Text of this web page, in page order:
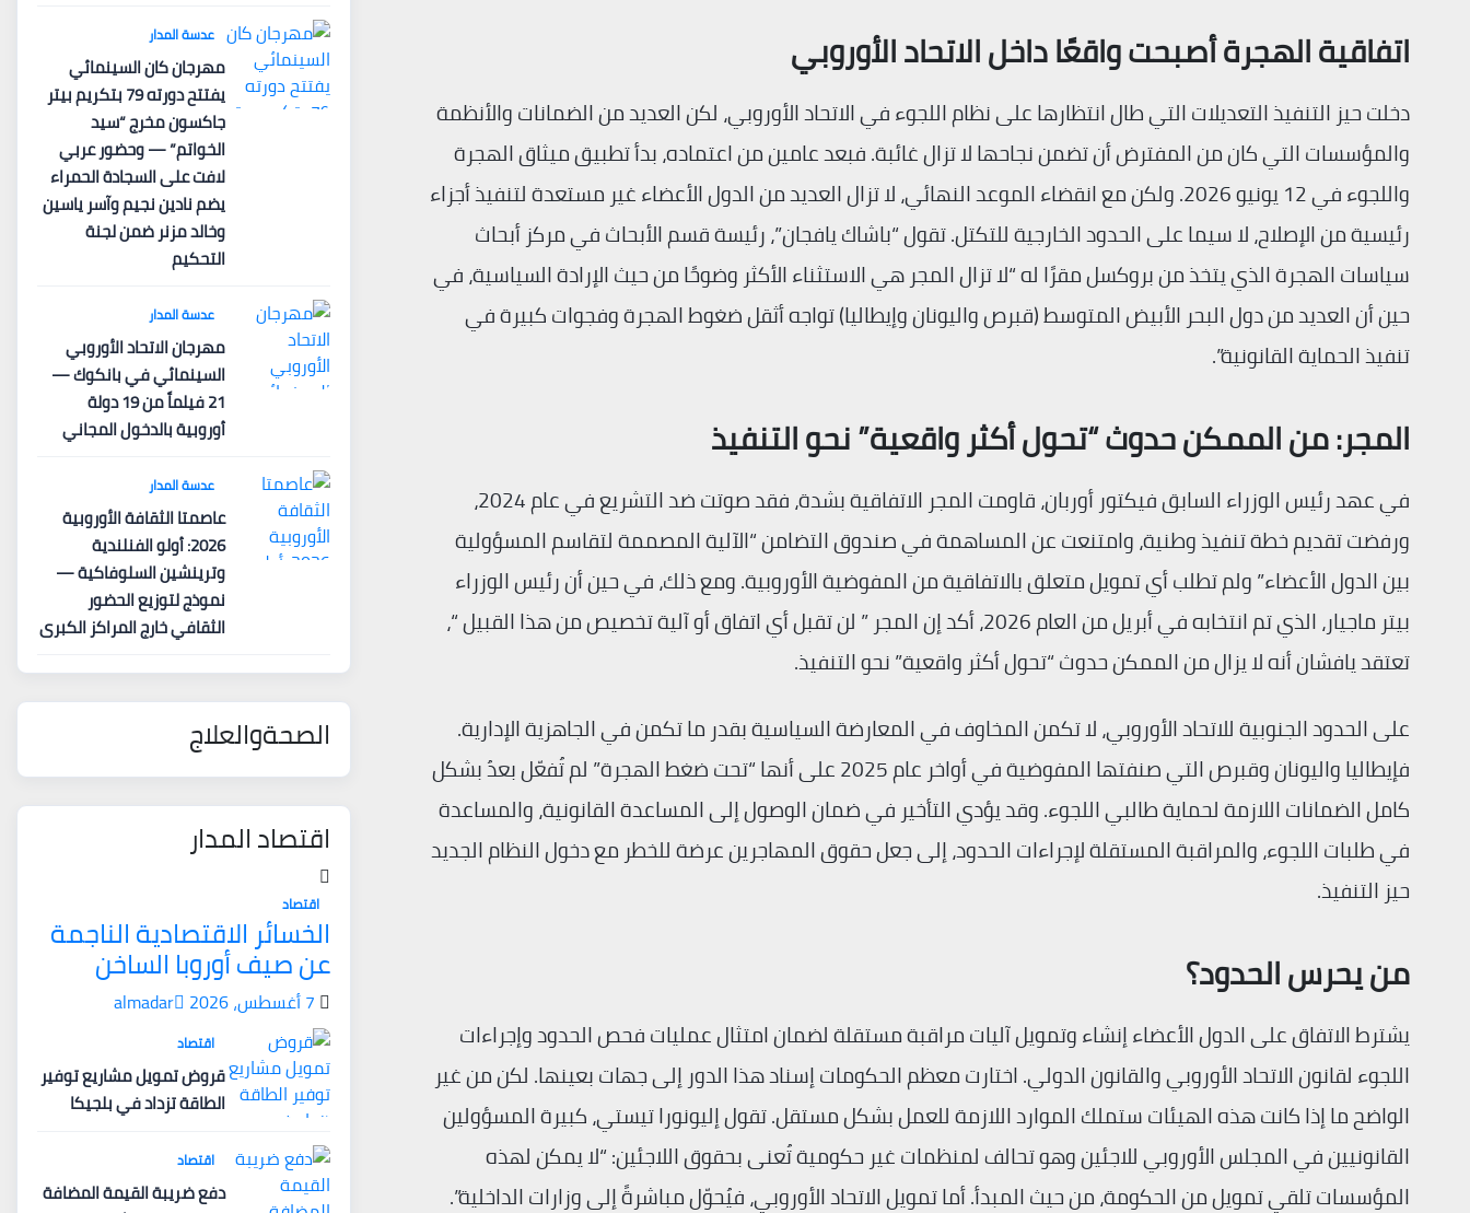
اتفاقية الهجرة أصبحت واقعًا داخل الاتحاد الأوروبي
دخلت حيز التنفيذ التعديلات التي طال انتظارها على نظام اللجوء في الاتحاد الأوروبي، لكن العديد من الضمانات والأنظمة
والمؤسسات التي كان من المفترض أن تضمن نجاحها لا تزال غائبة. فبعد عامين من اعتماده، بدأ تطبيق ميثاق الهجرة
واللجوء في 12 يونيو 2026. ولكن مع انقضاء الموعد النهائي، لا تزال العديد من الدول الأعضاء غير مستعدة لتنفيذ أجزاء
رئيسية من الإصلاح، لا سيما على الحدود الخارجية للتكتل. تقول “باشاك يافجان”، رئيسة قسم الأبحاث في مركز أبحاث
سياسات الهجرة الذي يتخذ من بروكسل مقرًا له “لا تزال المجر هي الاستثناء الأكثر وضوحًا من حيث الإرادة السياسية، في
حين أن العديد من دول البحر الأبيض المتوسط ​​(قبرص واليونان وإيطاليا) تواجه أثقل ضغوط الهجرة وفجوات كبيرة في
تنفيذ الحماية القانونية”.
المجر: من الممكن حدوث “تحول أكثر واقعية” نحو التنفيذ
في عهد رئيس الوزراء السابق فيكتور أوربان، قاومت المجر الاتفاقية بشدة، فقد صوتت ضد التشريع في عام 2024،
ورفضت تقديم خطة تنفيذ وطنية، وامتنعت عن المساهمة في صندوق التضامن “الآلية المصممة لتقاسم المسؤولية
بين الدول الأعضاء” ولم تطلب أي تمويل متعلق بالاتفاقية من المفوضية الأوروبية. ومع ذلك، في حين أن رئيس الوزراء
بيتر ماجيار، الذي تم انتخابه في أبريل من العام 2026، أكد إن المجر ” لن تقبل أي اتفاق أو آلية تخصيص من هذا القبيل “،
تعتقد يافشان أنه لا يزال من الممكن حدوث “تحول أكثر واقعية” نحو التنفيذ.
على الحدود الجنوبية للاتحاد الأوروبي، لا تكمن المخاوف في المعارضة السياسية بقدر ما تكمن في الجاهزية الإدارية.
فإيطاليا واليونان وقبرص التي صنفتها المفوضية في أواخر عام 2025 على أنها “تحت ضغط الهجرة” لم تُفعّل بعدُ بشكل
كامل الضمانات اللازمة لحماية طالبي اللجوء. وقد يؤدي التأخير في ضمان الوصول إلى المساعدة القانونية، والمساعدة
في طلبات اللجوء، والمراقبة المستقلة لإجراءات الحدود، إلى جعل حقوق المهاجرين عرضة للخطر مع دخول النظام الجديد
حيز التنفيذ.
من يحرس الحدود؟
يشترط الاتفاق على الدول الأعضاء إنشاء وتمويل آليات مراقبة مستقلة لضمان امتثال عمليات فحص الحدود وإجراءات
اللجوء لقانون الاتحاد الأوروبي والقانون الدولي. اختارت معظم الحكومات إسناد هذا الدور إلى جهات بعينها. لكن من غير
الواضح ما إذا كانت هذه الهيئات ستملك الموارد اللازمة للعمل بشكل مستقل. تقول إليونورا تيستي، كبيرة المسؤولين
القانونيين في المجلس الأوروبي للاجئين وهو تحالف لمنظمات غير حكومية تُعنى بحقوق اللاجئين: “لا يمكن لهذه
المؤسسات تلقي تمويل من الحكومة، من حيث المبدأ. أما تمويل الاتحاد الأوروبي، فيُحوّل مباشرةً إلى وزارات الداخلية”.
عدسة المدار
مهرجان كان السينمائي
يفتتح دورته 79 بتكريم بيتر
جاكسون مخرج “سيد
الخواتم” — وحضور عربي
لافت على السجادة الحمراء
يضم نادين نجيم وآسر ياسين
وخالد مزنر ضمن لجنة
التحكيم
عدسة المدار
مهرجان الاتحاد الأوروبي
السينمائي في بانكوك —
21 فيلماً من 19 دولة
أوروبية بالدخول المجاني
عدسة المدار
عاصمتا الثقافة الأوروبية
2026: أولو الفنلندية
وترينشين السلوفاكية —
نموذج لتوزيع الحضور
الثقافي خارج المراكز الكبرى
الصحةوالعلاج
اقتصاد المدار
اقتصاد
الخسائر الاقتصادية الناجمة
عن صيف أوروبا الساخن
7 أغسطس، 2026 almadar
اقتصاد
قروض تمويل مشاريع توفير
الطاقة تزداد في بلجيكا
اقتصاد
دفع ضريبة القيمة المضافة